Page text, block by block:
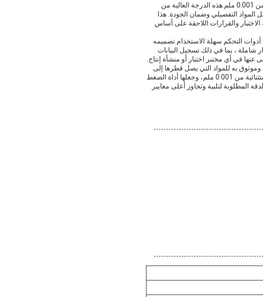
دقة قياس الانحراف هي سمة متميزة من هذه آلة اختبار التوتر، التي تفتخر بدقة مثيرة للإعجاب من 0.001 ملم.هذه الدرجة العالية من
التفصيلي وضمان الجودة. هذا
والقرارات اللاحقة على أساس
أدوات التحكم سهلة الاستخدام.تصميمه
شاملة ، بما في ذلك تسجيل البيانات
عنها في أي مختبر اختبار أو منشأة إنتاج.
وموثوق به للمواد التي يصل قطرها إلى
120 مم.نظام التحكم المتقدم الذي يقوم عليه ويندوز، جنبا إلى جنب مع دقة قياس الانحراف الاستثنائية من 0.001 ملم، وجعلها أداة الضغط
المطلوبة لتلبية وتجاوز أعلى معايير